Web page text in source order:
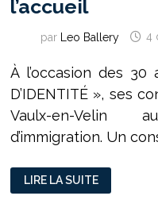
l’accueil
par Leo Ballery 4
À l’occasion des 30
D’IDENTITÉ », ses
Vaulx-en-Velin
d’immigration. Un
« ÉCARTS
D’IDENTITÉ »
:
LIRE LA SUITE